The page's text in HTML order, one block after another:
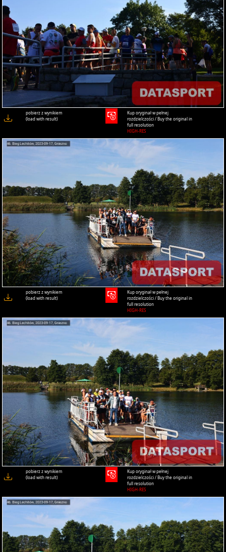
pobierz z wynikiem
(load with result)
Kup oryginał w pełnej
rozdzielczości / Buy the original in
full resolution
HIGH-RES
pobierz z wynikiem
(load with result)
Kup oryginał w pełnej
rozdzielczości / Buy the original in
full resolution
HIGH-RES
pobierz z wynikiem
(load with result)
Kup oryginał w pełnej
rozdzielczości / Buy the original in
full resolution
HIGH-RES